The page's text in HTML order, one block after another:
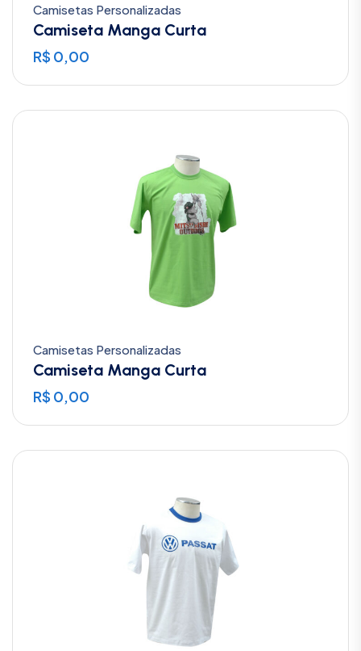
Camisetas Personalizadas
Camiseta Manga Curta
R$ 0,00
Camisetas Personalizadas
Camiseta Manga Curta
R$ 0,00